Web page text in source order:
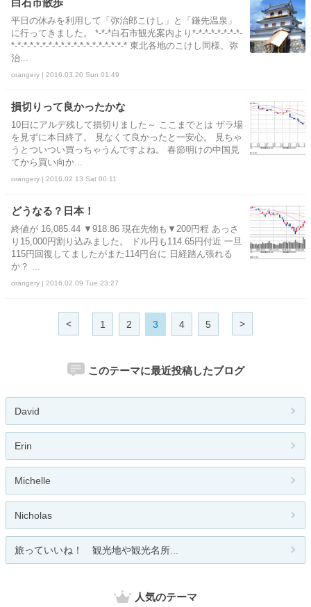
平日の休みを利用して「弥治郎こけし」と「鎌先温泉」
に行ってきました。 *-*-*白石市観光案内より*-*-*-*-*-*-*-*-
*-*-*-*-*-*-*-*-*-*-*-*-*-*-*-*-*-*-* 東北各地のこけし同様、弥
治...
orangery | 2016.03.20 Sun 01:49
損切りって良かったかな
10日にアルデ残して損切りました～ ここまでとは ザラ場
を見ずに本日終了。 見なくて良かったと一安心。 見ちゃ
うとついつい買っちゃうんですよね。 春節明けの中国見
てから買い向か...
orangery | 2016.02.13 Sat 00:11
どうなる？日本！
終値が 16,085.44 ▼918.86 現在先物も▼200円程 あっさ
り15,000円割り込みました。 ドル円も114.65円付近 一旦
115円回復してましたがまた114円台に 日経踏ん張れる
か？ ...
orangery | 2016.02.09 Tue 23:27
< 1 2 3 4 5 >
このテーマに最近投稿したブログ
David
Erin
Michelle
Nicholas
旅っていいね！ 観光地や観光名所...
人気のテーマ